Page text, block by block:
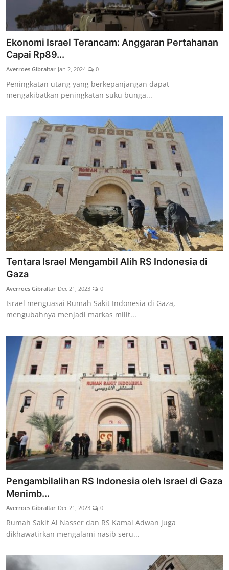
Ekonomi Israel Terancam: Anggaran Pertahanan
Capai Rp89...
Averroes Gibraltar Jan 2, 2024 0
Peningkatan utang yang berkepanjangan dapat
mengakibatkan peningkatan suku bunga...
Tentara Israel Mengambil Alih RS Indonesia di
Gaza
Averroes Gibraltar Dec 21, 2023 0
Israel menguasai Rumah Sakit Indonesia di Gaza,
mengubahnya menjadi markas milit...
Pengambilalihan RS Indonesia oleh Israel di Gaza
Menimb...
Averroes Gibraltar Dec 21, 2023 0
Rumah Sakit Al Nasser dan RS Kamal Adwan juga
dikhawatirkan mengalami nasib seru...